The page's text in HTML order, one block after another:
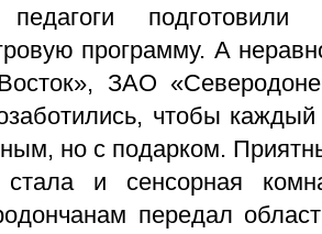
педагоги
программу. А
ЗАО
чтобы
но с подарком.
и сенсорная
передал